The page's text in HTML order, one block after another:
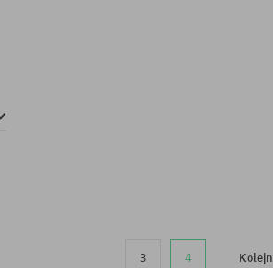
3 4